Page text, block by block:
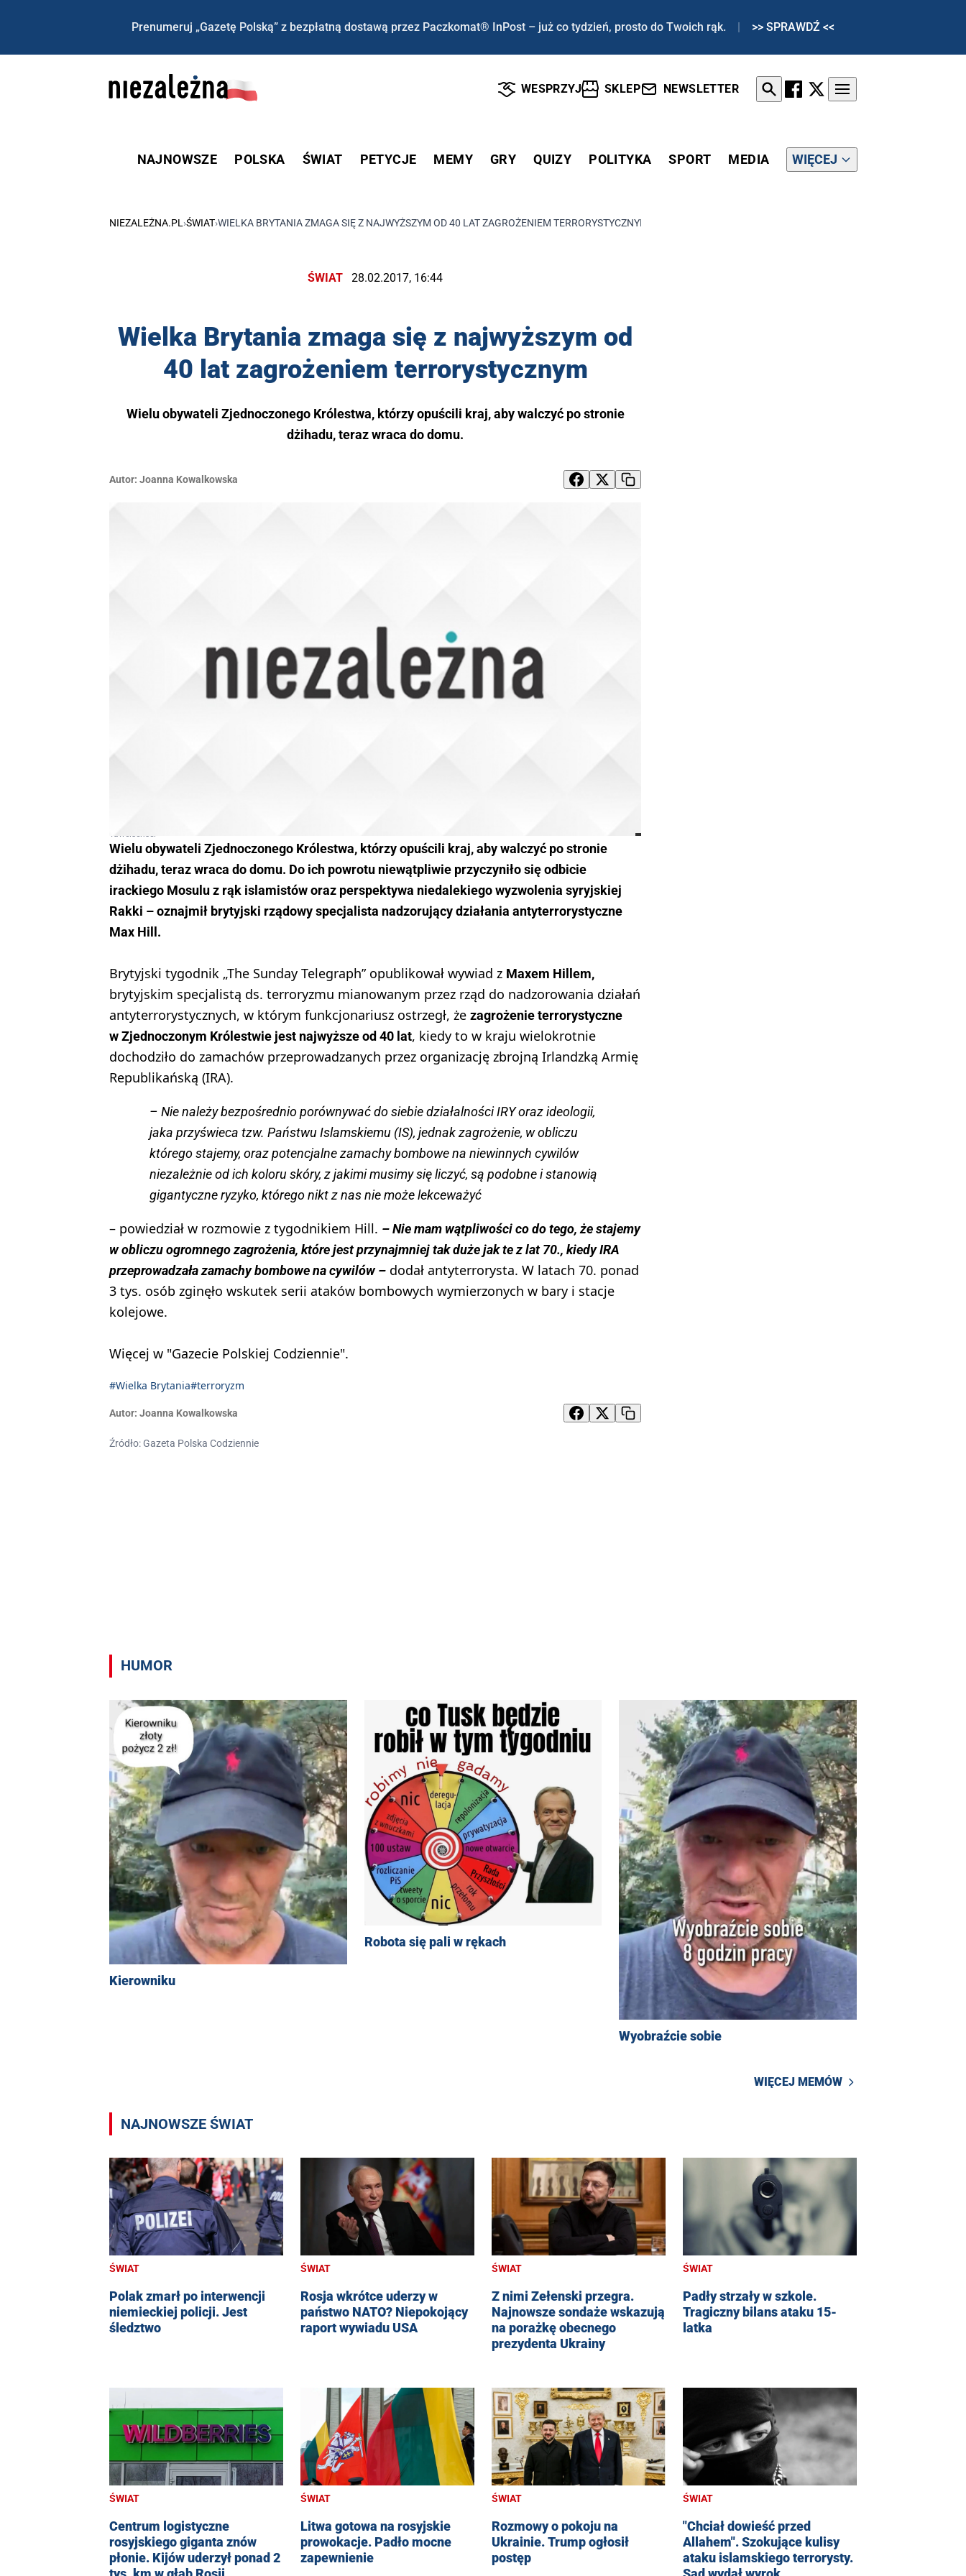
Prenumeruj „Gazetę Polską” z bezpłatną dostawą przez Paczkomat® InPost – już co tydzień, prosto do Twoich rąk. | >> SPRAWDŹ <<
WESPRZYJ SKLEP NEWSLETTER
NAJNOWSZE POLSKA ŚWIAT PETYCJE MEMY GRY QUIZY POLITYKA SPORT MEDIA WIĘCEJ
NIEZALEŻNA.PL ›ŚWIAT›WIELKA BRYTANIA ZMAGA SIĘ Z NAJWYŻSZYM OD 40 LAT ZAGROŻENIEM TERRORYSTYCZNYM
ŚWIAT 28.02.2017, 16:44
Wielka Brytania zmaga się z najwyższym od
40 lat zagrożeniem terrorystycznym
Wielu obywateli Zjednoczonego Królestwa, którzy opuścili kraj, aby walczyć po stronie
dżihadu, teraz wraca do domu.
Autor: Joanna Kowalkowska
Wielu obywateli Zjednoczonego Królestwa, którzy opuścili kraj, aby walczyć po stronie
dżihadu, teraz wraca do domu. Do ich powrotu niewątpliwie przyczyniło się odbicie
irackiego Mosulu z rąk islamistów oraz perspektywa niedalekiego wyzwolenia syryjskiej
Rakki – oznajmił brytyjski rządowy specjalista nadzorujący działania antyterrorystyczne
Max Hill.
Brytyjski tygodnik „The Sunday Telegraph” opublikował wywiad z Maxem Hillem,
brytyjskim specjalistą ds. terroryzmu mianowanym przez rząd do nadzorowania działań
antyterrorystycznych, w którym funkcjonariusz ostrzegł, że zagrożenie terrorystyczne
w Zjednoczonym Królestwie jest najwyższe od 40 lat, kiedy to w kraju wielokrotnie
dochodziło do zamachów przeprowadzanych przez organizację zbrojną Irlandzką Armię
Republikańską (IRA).
– Nie należy bezpośrednio porównywać do siebie działalności IRY oraz ideologii,
jaka przyświeca tzw. Państwu Islamskiemu (IS), jednak zagrożenie, w obliczu
którego stajemy, oraz potencjalne zamachy bombowe na niewinnych cywilów
niezależnie od ich koloru skóry, z jakimi musimy się liczyć, są podobne i stanowią
gigantyczne ryzyko, którego nikt z nas nie może lekceważyć
– powiedział w rozmowie z tygodnikiem Hill. – Nie mam wątpliwości co do tego, że stajemy
w obliczu ogromnego zagrożenia, które jest przynajmniej tak duże jak te z lat 70., kiedy IRA
przeprowadzała zamachy bombowe na cywilów – dodał antyterrorysta. W latach 70. ponad
3 tys. osób zginęło wskutek serii ataków bombowych wymierzonych w bary i stacje
kolejowe.
Więcej w "Gazecie Polskiej Codziennie".
#Wielka Brytania#terroryzm
Autor: Joanna Kowalkowska
Źródło: Gazeta Polska Codziennie
HUMOR
Kierowniku
Robota się pali w rękach
Wyobraźcie sobie
WIĘCEJ MEMÓW
NAJNOWSZE ŚWIAT
ŚWIAT
Polak zmarł po interwencji
niemieckiej policji. Jest
śledztwo
ŚWIAT
Rosja wkrótce uderzy w
państwo NATO? Niepokojący
raport wywiadu USA
ŚWIAT
Z nimi Zełenski przegra.
Najnowsze sondaże wskazują
na porażkę obecnego
prezydenta Ukrainy
ŚWIAT
Padły strzały w szkole.
Tragiczny bilans ataku 15-
latka
ŚWIAT
Centrum logistyczne
rosyjskiego giganta znów
płonie. Kijów uderzył ponad 2
ŚWIAT
Litwa gotowa na rosyjskie
prowokacje. Padło mocne
zapewnienie
ŚWIAT
Rozmowy o pokoju na
Ukrainie. Trump ogłosił
postęp
ŚWIAT
"Chciał dowieść przed
Allahem". Szokujące kulisy
ataku islamskiego terrorysty.